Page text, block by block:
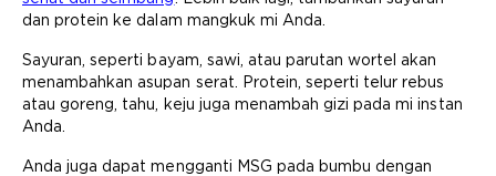
dan protein ke dalam mangkuk mi Anda.
Sayuran, seperti bayam, sawi, atau parutan wortel akan
menambahkan asupan serat. Protein, seperti telur rebus
atau goreng, tahu, keju juga menambah gizi pada mi instan
Anda.
Anda juga dapat mengganti MSG pada bumbu dengan